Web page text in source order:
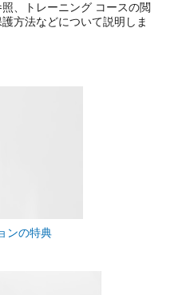
、トレーニング コースの閲
方法などについて説明しま
ンの特典